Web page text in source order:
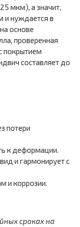
мкм), а значит,
и нуждается в
основе
проверенная
покрытием
составляет до
потери
к деформации.
и гармонирует с
и коррозии.
сроках на